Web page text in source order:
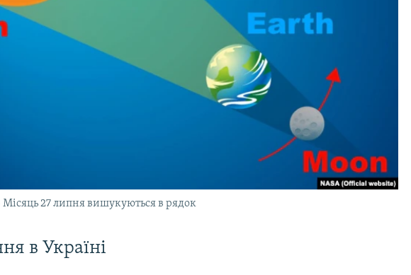
Місяць 27 липня вишукуються в рядок
в Україні